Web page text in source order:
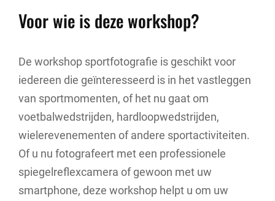
Voor wie is deze workshop?
De workshop sportfotografie is geschikt voor
iedereen die geïnteresseerd is in het vastleggen
van sportmomenten, of het nu gaat om
voetbalwedstrijden, hardloopwedstrijden,
wielerevenementen of andere sportactiviteiten.
Of u nu fotografeert met een professionele
spiegelreflexcamera of gewoon met uw
smartphone, deze workshop helpt u om uw